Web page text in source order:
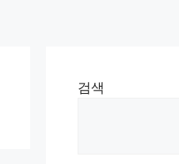
검색